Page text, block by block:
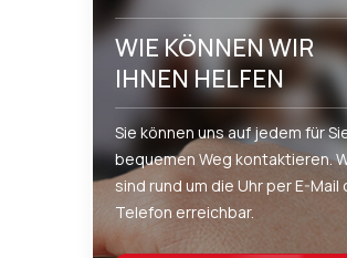
WIE KÖNNEN WIR
IHNEN HELFEN
Sie können uns auf jedem für
bequemen Weg kontaktieren.
sind rund um die Uhr per E-Mail
Telefon erreichbar.